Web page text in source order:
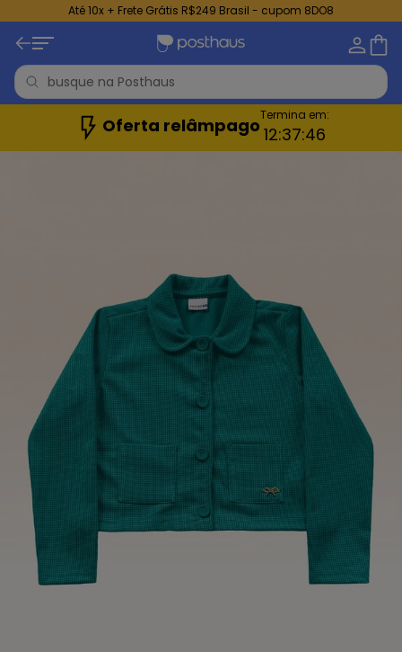
Até 10x + Frete Grátis R$249 Brasil - cupom 8DO8
Oferta relâmpagoTermina em:
12:37:44